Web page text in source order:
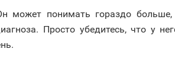
может понимать гораздо
Просто убедитесь, что у